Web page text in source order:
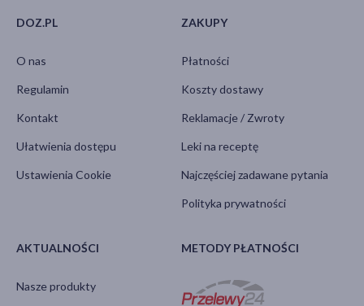
DOZ.PL
O nas
Regulamin
Kontakt
Ułatwienia dostępu
Ustawienia Cookie
ZAKUPY
Płatności
Koszty dostawy
Reklamacje / Zwroty
Leki na receptę
Najczęściej zadawane pytania
Polityka prywatności
AKTUALNOŚCI
Nasze produkty
METODY PŁATNOŚCI